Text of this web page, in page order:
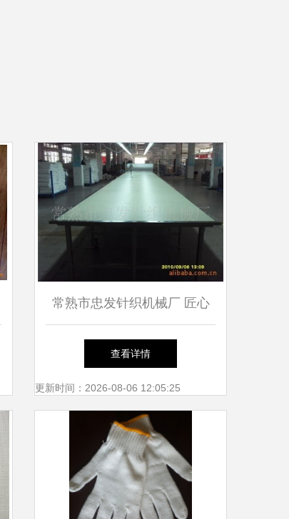
常熟市忠发针织机械厂 匠心
织造针纺织品新未来
查看详情
更新时间：2026-08-06 12:05:25